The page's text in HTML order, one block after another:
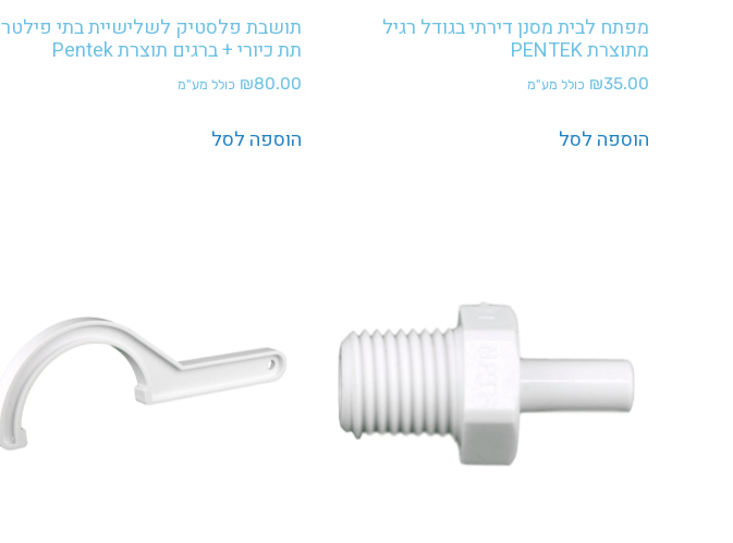
מפתח לבית מסנן דירתי בגודל רגיל
מתוצרת PENTEK
₪35.00 כולל מע"מ
הוספה לסל
תושבת פלסטיק לשלישיית בתי פילטר
תת כיורי + ברגים תוצרת Pentek
₪80.00 כולל מע"מ
הוספה לסל